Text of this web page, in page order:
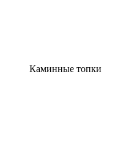
Каминные топки